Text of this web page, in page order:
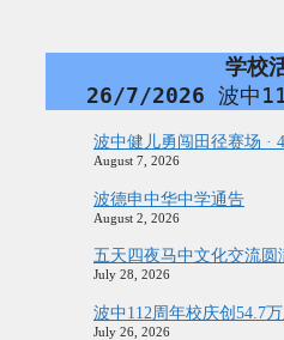
学校
26/7/2026 波中
波中健儿勇闯田径赛场 ·
August 7, 2026
波德申中华中学通告
August 2, 2026
五天四夜马中文化交流圆
July 28, 2026
波中112周年校庆创54.7
July 26, 2026